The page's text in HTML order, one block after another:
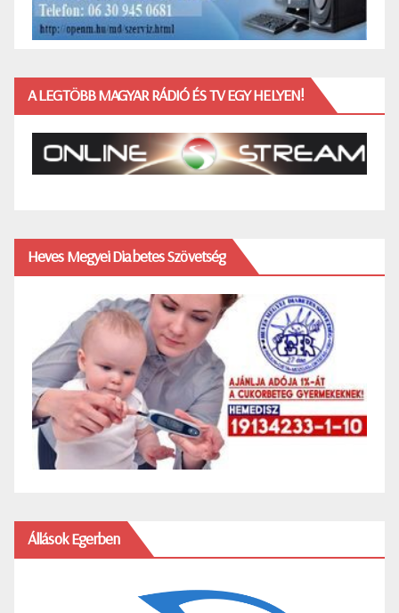
A LEGTÖBB MAGYAR RÁDIÓ ÉS TV EGY HELYEN!
Heves Megyei Diabetes Szövetség
Állások Egerben